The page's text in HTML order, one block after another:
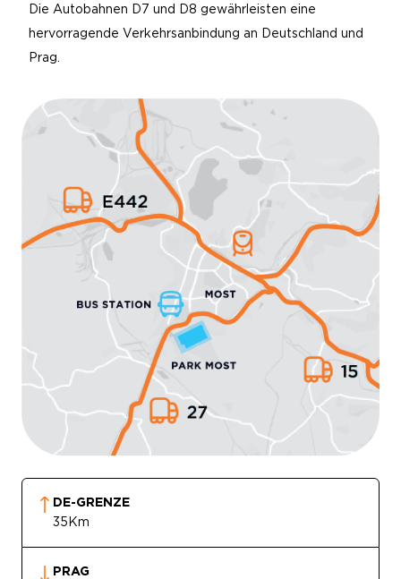
Die Autobahnen D7 und D8 gewährleisten eine
hervorragende Verkehrsanbindung an Deutschland und
Prag.
DE-GRENZE
35Km
PRAG